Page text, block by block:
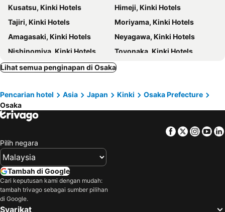
Hotel Elcient Osaka Umeda
The Royal Park Canvas - Osaka Kitahama
Hotel Cordia Osaka
アパホテル〈淀屋橋 北浜駅前〉
Zentis Osaka
Best Western Plus Hotel Fino Osaka Kitahama
Hotel LiVEMAX Umeda Central
Conrad Osaka
Four Points Express By Sheraton Osaka Kitahama
Hotel Livemax Umeda Doyama
Hotel The One Shinimamiya
R Hotel-The Atelier Shinsaibashi East
ZEROSHARE CHIKKO
Nipponbashi Luxe Hotel
Shin Osaka Washington Hotel Plaza
Hotel WBF Namba Motomachi
Sarasa Hotel Namba
Taisho
Kobe Station
Sakaisuji Hommachi Station
Mino park
Suzumushi Temple
Nipponbashi Denden Town
Sannenzaka Ninenzaka
Kusatsu, Kinki Hotels
Himeji, Kinki Hotels
Tajiri, Kinki Hotels
Moriyama, Kinki Hotels
Amagasaki, Kinki Hotels
Neyagawa, Kinki Hotels
Nishinomiya, Kinki Hotels
Toyonaka, Kinki Hotels
Kishiwada, Kinki Hotels
Uji, Kinki Hotels
Fukuchiyama, Kinki Hotels
Maizuru, Kinki Hotels
Tsu, Kinki Hotels
Komono, Kinki Hotels
Moriguchi, Kinki Hotels
Kyoto, Kinki Hotels
Izumisano, Kinki Hotels
Kobe, Kinki Hotels
Wakayama, Kinki Hotels
Otsu, Kinki Hotels
Tokyo, Kanto Hotels
Lihat semua penginapan di Osaka
Pencarian hotel Asia Japan Kinki
Osaka Prefecture
Osaka
Facebook
Twitter
Pilih negara
Tambah di Google
Cari keputusan kami dengan mudah:
tambah trivago sebagai sumber pilihan
di Google.
Syarikat